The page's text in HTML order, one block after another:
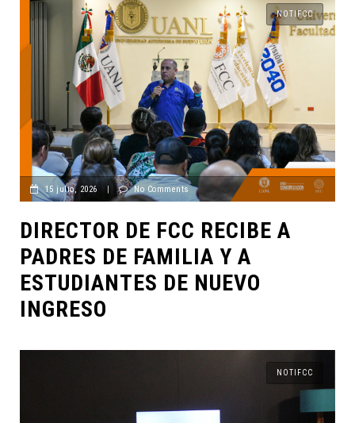
NOTIFCC
15 julio, 2026 | No Comments
DIRECTOR DE FCC RECIBE A
PADRES DE FAMILIA Y A
ESTUDIANTES DE NUEVO
INGRESO
NOTIFCC